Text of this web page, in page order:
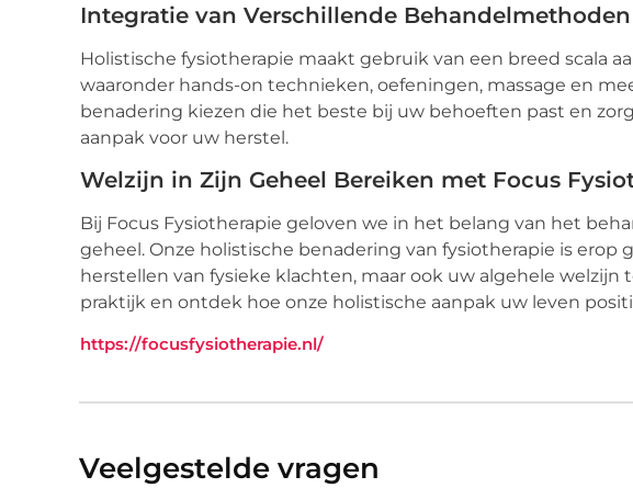
Integratie van Verschillende Behandelmethoden
Holistische fysiotherapie maakt gebruik van een breed scala
waaronder hands-on technieken, oefeningen, massage en
benadering kiezen die het beste bij uw behoeften past en
aanpak voor uw herstel.
Welzijn in Zijn Geheel Bereiken met Focus
Bij Focus Fysiotherapie geloven we in het belang van het
geheel. Onze holistische benadering van fysiotherapie is
herstellen van fysieke klachten, maar ook uw algehele welzijn
praktijk en ontdek hoe onze holistische aanpak uw leven
https://focusfysiotherapie.nl/
Veelgestelde vragen